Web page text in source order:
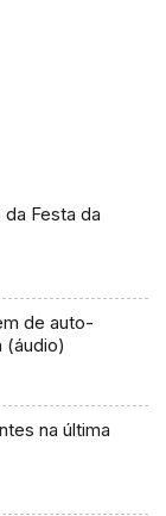
Festa da
de auto-
(áudio)
na última